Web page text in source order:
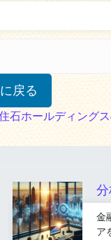
戻る
石ホールディング
金
ア